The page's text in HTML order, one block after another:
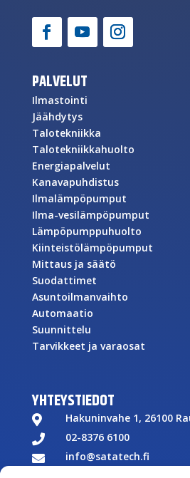
PALVELUT
Ilmastointi
Jäähdytys
Talotekniikka
Talotekniikkahuolto
Energiapalvelut
Kanavapuhdistus
Ilmalämpöpumput
Ilma-vesilämpöpumput
Lämpöpumppuhuolto
Kiinteistölämpöpumput
Mittaus ja säätö
Suodattimet
Asuntoilmanvaihto
Automaatio
Suunnittelu
Tarvikkeet ja varaosat
YHTEYSTIEDOT
 Hakuninvahe 1, 26100
 02-8376 6100
 info@satatech.fi